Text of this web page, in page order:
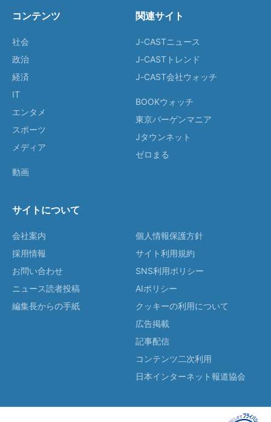
コンテンツ
社会
政治
経済
IT
エンタメ
スポーツ
メディア
動画
関連サイト
J-CASTニュース
J-CASTトレンド
J-CAST会社ウォッチ
BOOKウォッチ
東京バーゲンマニア
Jタウンネット
ゼロまる
サイトについて
会社案内
採用情報
お問い合わせ
ニュース読者投稿
編集長からの手紙
個人情報保護方針
サイト利用規約
SNS利用ポリシー
AIポリシー
クッキーの利用について
広告掲載
記事配信
コンテンツ二次利用
日本インターネット報道協会